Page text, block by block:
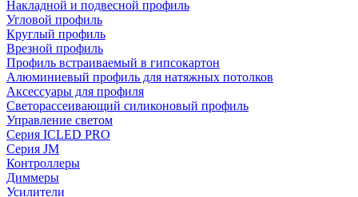
Накладной и подвесной профиль
Угловой профиль
Круглый профиль
Врезной профиль
Профиль встраиваемый в гипсокартон
Алюминиевый профиль для натяжных потолков
Аксессуары для профиля
Светорассеивающий силиконовый профиль
Управление светом
Серия ICLED PRO
Серия JM
Контроллеры
Диммеры
Усилители